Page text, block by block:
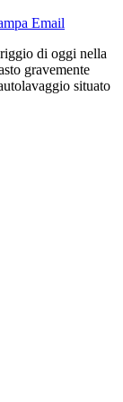
Email
di oggi nella
gravemente
situato